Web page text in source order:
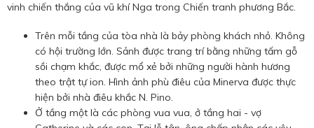
vinh chiến thắng của vũ khí Nga trong Chiến tranh phương Bắc.
Trên mỗi tầng của tòa nhà là bảy phòng khách nhỏ. Không
có hội trường lớn. Sảnh được trang trí bằng những tấm gỗ
sồi chạm khắc, được mổ xẻ bởi những người hành hương
theo trật tự ion. Hình ảnh phù điêu của Minerva được thực
hiện bởi nhà điêu khắc N. Pino.
Ở tầng một là các phòng vua vua, ở tầng hai - vợ